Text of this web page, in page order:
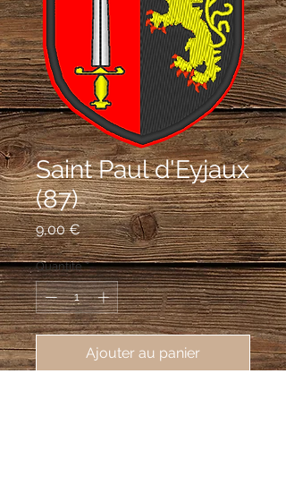
Saint Paul d'Eyjaux
(87)
9,00 €Prix
Quantité *
Ajouter au panier